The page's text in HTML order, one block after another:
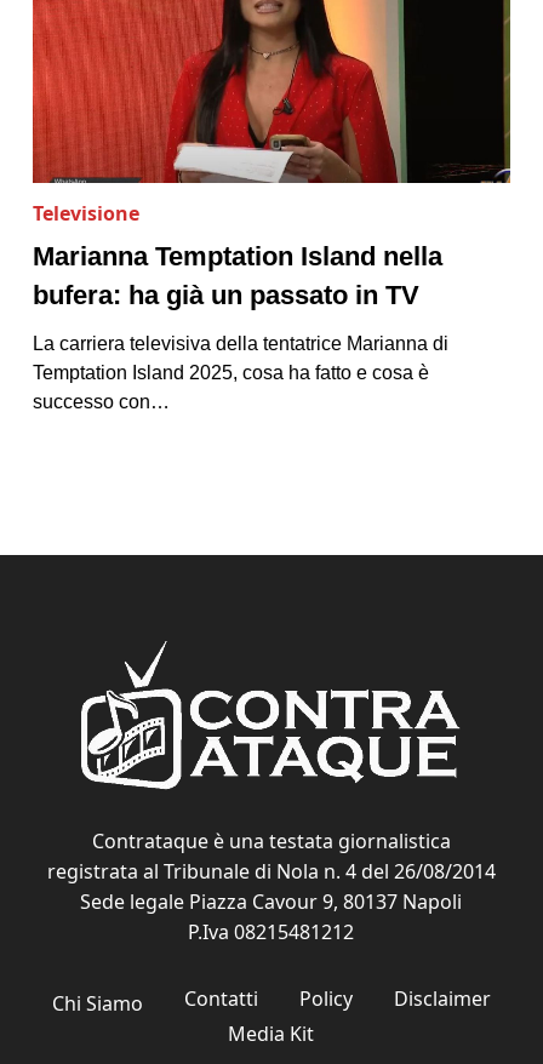
Televisione
Marianna Temptation Island nella
bufera: ha già un passato in TV
La carriera televisiva della tentatrice Marianna di
Temptation Island 2025, cosa ha fatto e cosa è
successo con…
Contrataque è una testata giornalistica
registrata al Tribunale di Nola n. 4 del 26/08/2014
Sede legale Piazza Cavour 9, 80137 Napoli
P.Iva 08215481212
Chi Siamo Contatti Policy
Disclaimer
Media Kit